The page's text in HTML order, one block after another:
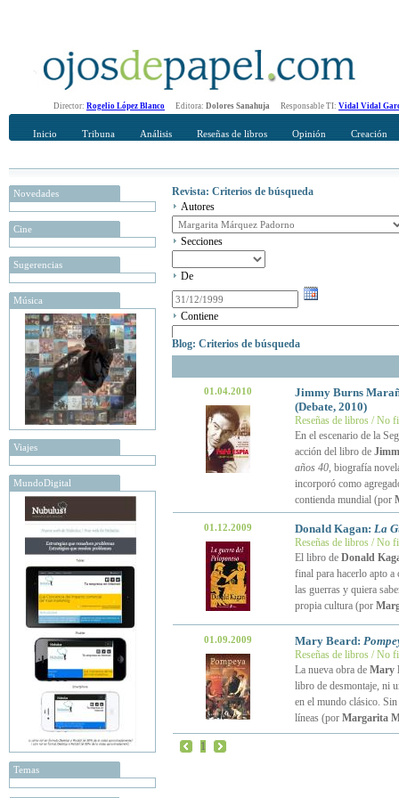
Director: Rogelio López Blanco Editora: Dolores Sanahuja Responsable TI: Vidal Vidal
Inicio Tribuna Análisis Reseñas de libros Opinión Creación
Novedades
Cine
Sugerencias
Música
Viajes
MundoDigital
Temas
Revista: Criterios de búsqueda
Autores
Secciones
De
Contiene
Blog: Criterios de búsqueda
01.04.2010
Jimmy Burns
(Debate, 2010)
Reseñas de libros / No
En el escenario de la
acción del libro de
años 40, biografía
incorporó como
contienda mundial (por
01.12.2009 Donald Kagan: La
Reseñas de libros / No
El libro de Donald
final para hacerlo apto
las guerras y quiera
propia cultura (por
01.09.2009 Mary Beard:
Reseñas de libros / No
La nueva obra de Mary
libro de desmontaje, ni
en el mundo clásico.
líneas (por Margarita
1